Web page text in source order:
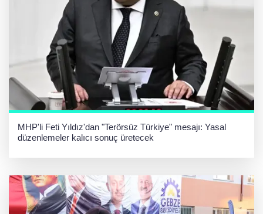
MHP'li Feti Yıldız'dan "Terörsüz Türkiye" mesajı: Yasal
düzenlemeler kalıcı sonuç üretecek